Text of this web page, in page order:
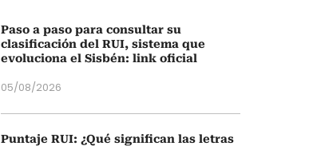
Paso a paso para consultar su
clasificación del RUI, sistema que
evoluciona el Sisbén: link oficial
05/08/2026
Puntaje RUI: ¿Qué significan las letras